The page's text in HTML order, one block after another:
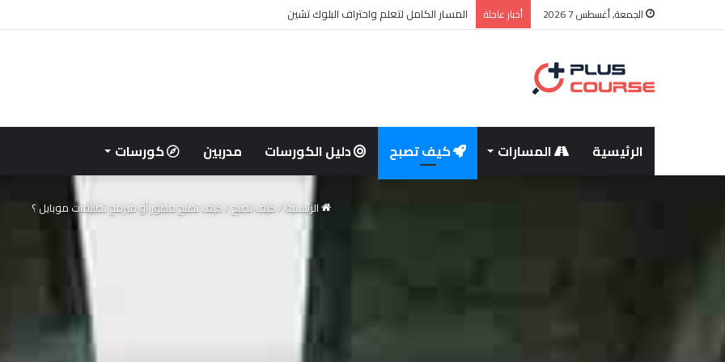
الجمعة, أغسطس 7 2026 أخبار عاجلة المسار الكامل لتعلم واحتراف البلوك تشين
الرئيسية المسارات كيف تصبح دليل الكورسات مدربين كورسات
الرئيسية/كيف تصبح/كيف تصبح مطور أو مبرمج تطبيقات موبايل ؟